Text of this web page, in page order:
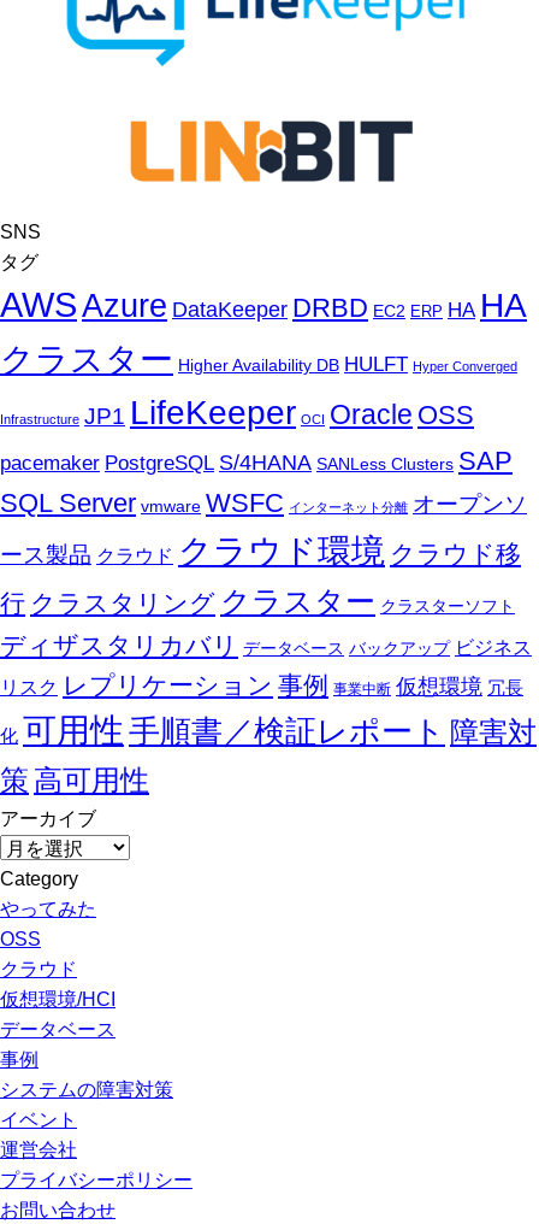
SNS
タグ
AWSAzure DataKeeper DRBD EC2 ERP HA HA
クラスター Higher Availability DB HULFT Hyper Converged
Infrastructure JP1 LifeKeeper OCI Oracle OSS
pacemaker PostgreSQL S/4HANA SANLess Clusters SAP
SQL Server vmware WSFC インターネット分離 オープンソ
ース製品 クラウド クラウド環境 クラウド移
行 クラスタリング クラスター クラスターソフト
ディザスタリカバリ データベース バックアップ ビジネス
リスク レプリケーション 事例 事業中断 仮想環境 冗長
化 可用性 手順書／検証レポート 障害対
策 高可用性
アーカイブ
ア
ー
カ
イ
ブ
Category
やってみた
OSS
クラウド
仮想環境/HCI
データベース
事例
システムの障害対策
イベント
運営会社
プライバシーポリシー
お問い合わせ